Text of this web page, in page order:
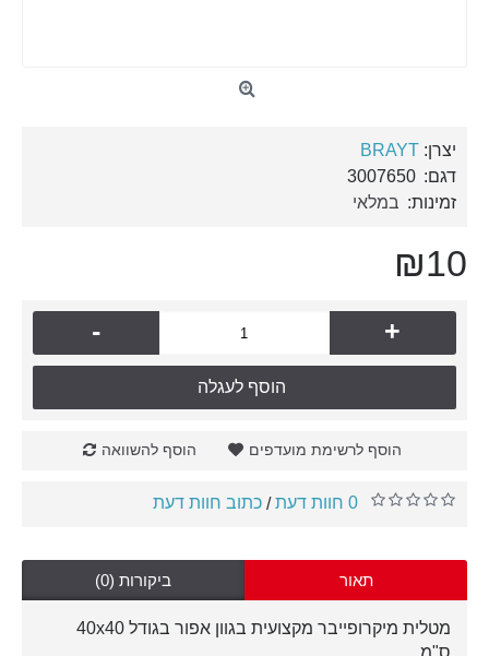
יצרן: BRAYT
דגם: 3007650
זמינות: במלאי
₪10
- +
הוסף לעגלה
הוסף לרשימת מועדפים הוסף להשוואה
0 חוות דעת / כתוב חוות דעת
תאור ביקורות (0)
מטלית מיקרופייבר מקצועית בגוון אפור בגודל 40x40
ס"מ.